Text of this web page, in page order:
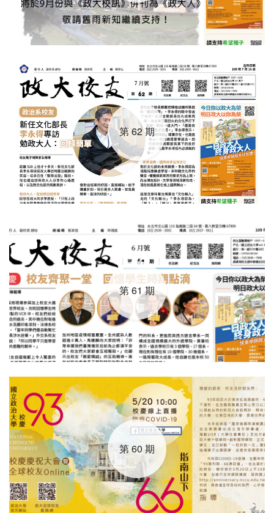
第 62 期
第 61 期
第 60 期